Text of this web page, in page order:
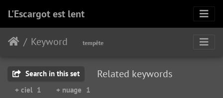
L'Escargot est lent
Keyword tempête
Search in this set Related keywords
+ ciel 1 + nuage 1